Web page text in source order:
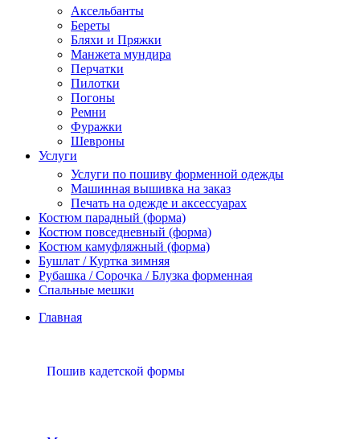
Аксельбанты
Береты
Бляхи и Пряжки
Манжета мундира
Перчатки
Пилотки
Погоны
Ремни
Фуражки
Шевроны
Услуги
Услуги по пошиву форменной одежды
Машинная вышивка на заказ
Печать на одежде и аксессуарах
Костюм парадный (форма)
Костюм повседневный (форма)
Костюм камуфляжный (форма)
Бушлат / Куртка зимняя
Рубашка / Сорочка / Блузка форменная
Спальные мешки
Главная
Пошив кадетской формы